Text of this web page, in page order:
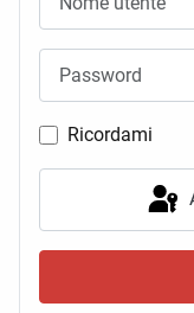
Ricordami